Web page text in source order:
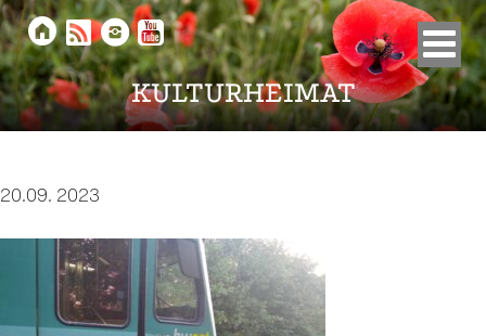
KULTURHEIMAT
    
20.09. 2023